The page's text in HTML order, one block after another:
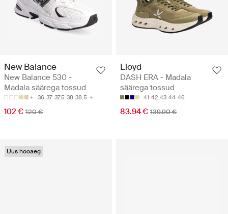
New Balance
New Balance 530 -
Madala säärega tossud
36 37 37.5 38 38.5
102 € 120 €
Lloyd
DASH ERA - Madala
säärega tossud
41 42 43 44 46
83.94 € 139.90 €
Uus hooaeg